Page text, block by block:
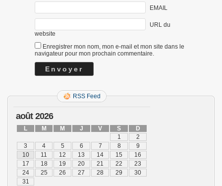
EMAIL
URL du
website
Enregistrer mon nom, mon e-mail et mon site dans le
navigateur pour mon prochain commentaire.
RSS Feed
août 2026
L M M J V S
D
1
2
3
4 5 6 7 8
9
10
11 12 13 14 15
16
17
18 19 20 21 22
23
24
25 26 27 28 29
30
31